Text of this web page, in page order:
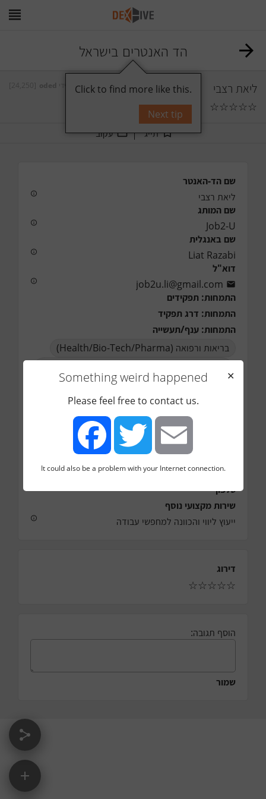
הד האנטרים בישראל
ליאת רצבי
☆
☆
☆
☆
☆
0 תגובות
תייג עקוב
שם הד-האנטר
ליאת רצבי
שם המותג
Job2-U
שם באנגלית
Liat Razabi
דוא"ל
job2u.li@gmail.com
התמחות: תפקידים
התמחות: דרג תפקיד
התמחות: ענף/תעשייה
בריאות ורפואה (Health/Bio-Tech/Pharma)
Engineering)
מרכז
צפון
המלצות (לינק)
http://www.job2u.co.il
טלפון
שירות מקצועי נוסף
ייעוץ ליווי והכוונה למחפשי עבודה
דירוג
☆
☆
☆
☆
☆
הוסף תגובה:
שמור
Something weird happened
✕
Please feel free to contact us.
FacebookTwitter Email
It could also be a problem with your Internet connection.
Click to find more like this.
Next tip